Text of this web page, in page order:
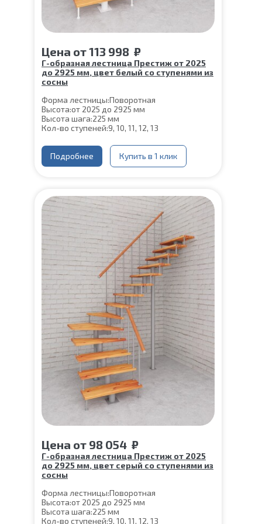
Цена от113 998 ₽
Г-образная лестница Престиж от 2025
до 2925 мм, цвет белый со ступенями из
сосны
Форма лестницы:Поворотная
Высота:от 2025 до 2925 мм
Высота шага:225 мм
Кол-во ступеней:9, 10, 11, 12, 13
Глубина ступени:
300 мм
Ширина марша:
900 мм
Материал каркаса:Сталь
Угол наклона:45°
Срок гарантии (на металлокаркас): 25 лет
Подробнее Купить в 1 клик
Цена от 98 054 ₽
Г-образная лестница Престиж от 2025
до 2925 мм, цвет серый со ступенями из
сосны
Форма лестницы:Поворотная
Высота:от 2025 до 2925 мм
Высота шага:225 мм
Кол-во ступеней:9, 10, 11, 12, 13